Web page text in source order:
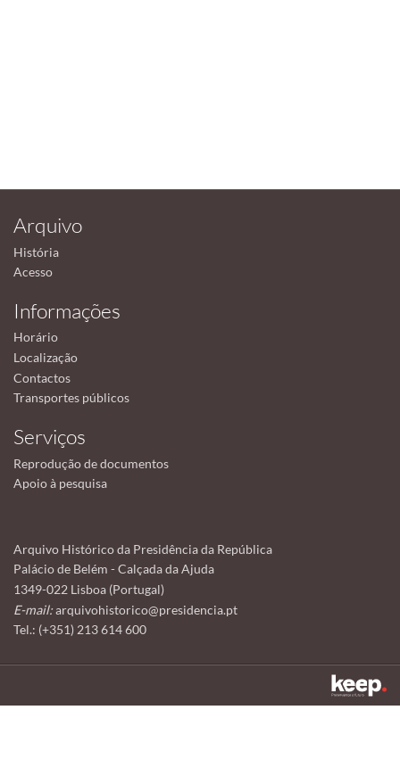
Arquivo
História
Acesso
Informações
Horário
Localização
Contactos
Transportes públicos
Serviços
Reprodução de documentos
Apoio à pesquisa
Arquivo Histórico da Presidência da República
Palácio de Belém - Calçada da Ajuda
1349-022 Lisboa (Portugal)
E-mail:arquivohistorico@presidencia.pt
Tel.: (+351) 213 614 600